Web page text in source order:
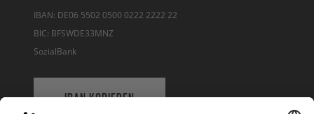
IBAN: DE06 5502 0500 0222 2222 22
BIC: BFSWDE33MNZ
SozialBank
IBAN KOPIEREN